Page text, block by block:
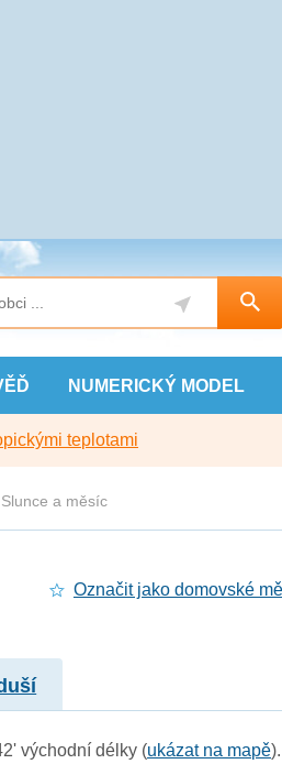
NUMERICKÝ MODEL
teplotami
Slunce a měsíc
Označit jako domovské
východní délky (ukázat na mapě).